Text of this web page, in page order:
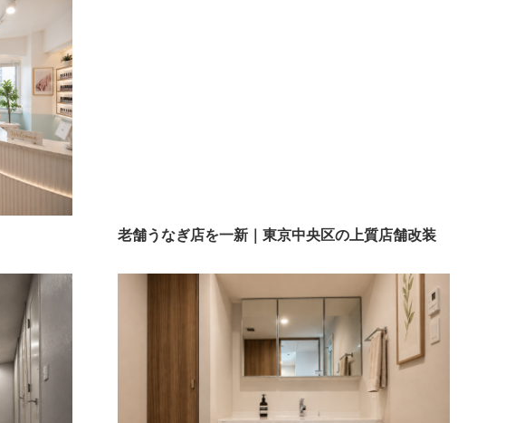
老舗うなぎ店を一新｜東京中央区の上質店舗改装